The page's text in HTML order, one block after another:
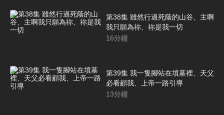
第38集 雖然行過死蔭的山谷、主啊
我只願為祢、祢是我一切
16分鐘
第39集 我一隻腳站在墳墓裡、天父
必看顧我、上帝一路引導
13分鐘